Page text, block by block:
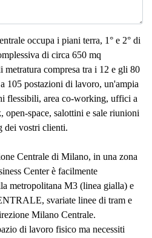
occupa i piani terra, 1° e 2° di
di circa 650 mq
compresa tra i 12 e gli 80
105 postazioni di lavoro, un'ampia
flessibili, area co-working, uffici a
open-space, salottini e sale riunioni
dei vostri clienti.
Centrale di Milano, in una zona
Center è facilmente
metropolitana M3 (linea gialla) e
svariate linee di tram e
Milano Centrale.
di lavoro fisico ma necessiti